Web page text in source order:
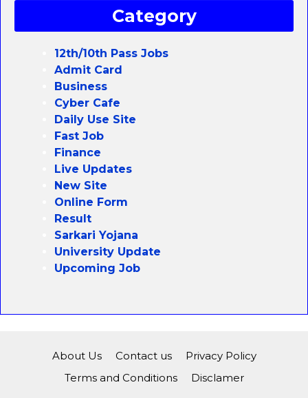
Category
12th/10th Pass Jobs
Admit Card
Business
Cyber Cafe
Daily Use Site
Fast Job
Finance
Live Updates
New Site
Online Form
Result
Sarkari Yojana
University Update
Upcoming Job
About Us Contact us
Privacy Policy
Terms and Conditions
Disclamer